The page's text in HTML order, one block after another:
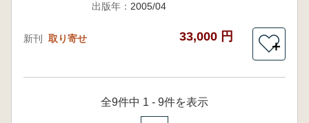
出版年： 2005/04
新刊 取り寄せ 33,000 円
＋
全9件中 1 - 9件を表示